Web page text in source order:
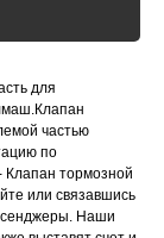
для
частью
по
Клапан тормозной
или связавшись
Наши